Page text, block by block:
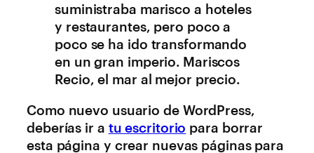
suministraba marisco a hoteles
y restaurantes, pero poco a
poco se ha ido transformando
en un gran imperio. Mariscos
Recio, el mar al mejor precio.
Como nuevo usuario de WordPress,
deberías ir a tu escritorio para borrar
esta página y crear nuevas páginas para